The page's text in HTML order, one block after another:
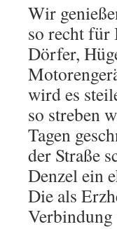
Wir
so recht für
Dörfer,
wird es
so streben
Tagen
der Straße
Denzel ein
Die als